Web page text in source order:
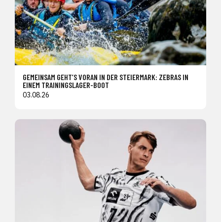
GEMEINSAM GEHT’S VORAN IN DER STEIERMARK: ZEBRAS IN
EINEM TRAININGSLAGER-BOOT
03.08.26